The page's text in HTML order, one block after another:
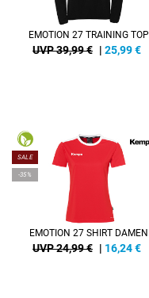
EMOTION 27 TRAINING TOP
UVP 39,99 € | 25,99€
SALE
-35%
EMOTION 27 SHIRT DAMEN
UVP 24,99 € | 16,24€